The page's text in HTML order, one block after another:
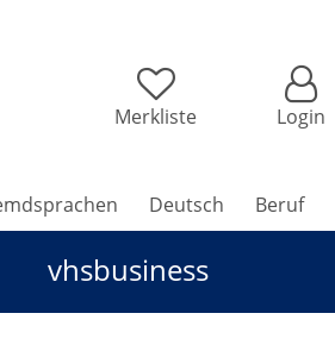
Merkliste Login
Deutsch Beruf
vhsbusiness